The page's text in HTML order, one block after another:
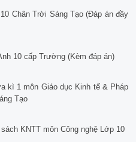
Chân Trời Sáng Tạo (Đáp án đầy
10 cấp Trường (Kèm đáp án)
kì 1 môn Giáo dục Kinh tế & Pháp
Tạo
KNTT môn Công nghệ Lớp 10